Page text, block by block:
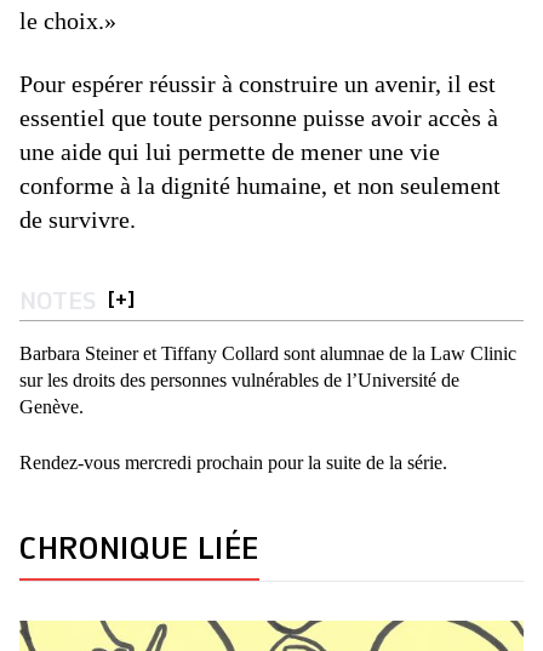
le choix.»
Pour espérer réussir à construire un avenir, il est
essentiel que toute personne puisse avoir accès à
une aide qui lui permette de mener une vie
conforme à la dignité humaine, et non seulement
de survivre.
NOTES [+]
Barbara Steiner et Tiffany Collard sont alumnae de la Law Clinic
sur les droits des personnes vulnérables de l’Université de
Genève.
Rendez-vous mercredi prochain pour la suite de la série.
CHRONIQUE LIÉE